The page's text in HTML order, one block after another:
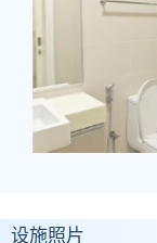
设施照片